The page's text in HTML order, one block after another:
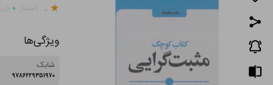
. ۰
ویژگی‌ها
شابک
۹۷۸۶۲۲۹۳۵۱۹۷۰